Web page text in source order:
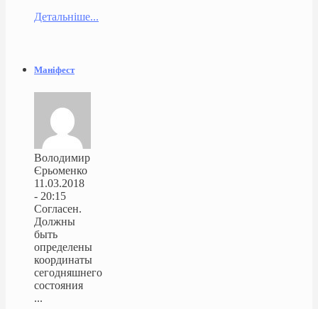
Детальніше...
Маніфест
Володимир
Єрьоменко
11.03.2018
- 20:15
Согласен.
Должны
быть
определены
координаты
сегодняшнего
состояния
...